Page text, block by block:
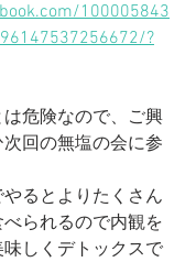
100005843
?
危険なので、ご興
回の無塩の会に参
るとよりたくさん
られるので内観を
しくデトックスで